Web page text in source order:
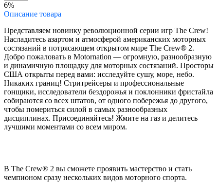
6%
Описание товара
Представляем новинку революционной серии игр The Crew!
Насладитесь азартом и атмосферой американских моторных
состязаний в потрясающем открытом мире The Crew® 2.
Добро пожаловать в Motornation — огромную, разнообразную
и динамичную площадку для моторных состязаний. Просторы
США открыты перед вами: исследуйте сушу, море, небо.
Никаких границ! Стритрейсеры и профессиональные
гонщики, исследователи бездорожья и поклонники фристайла
собираются со всех штатов, от одного побережья до другого,
чтобы помериться силой в самых разнообразных
дисциплинах. Присоединяйтесь! Жмите на газ и делитесь
лучшими моментами со всем миром.
В The Crew® 2 вы сможете проявить мастерство и стать
чемпионом сразу нескольких видов моторного спорта.